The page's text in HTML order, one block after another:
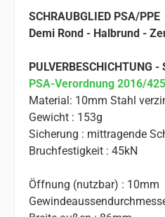
SCHRAUBGLIED PSA/PPE
Demi Rond - Halbrund -
PULVERBESCHICHTUNG -
PSA-Verordnung 2016/
Material: 10mm Stahl
Gewicht : 153g
Sicherung : mittragende
Bruchfestigkeit : 45kN
Öffnung (nutzbar) : 10mm